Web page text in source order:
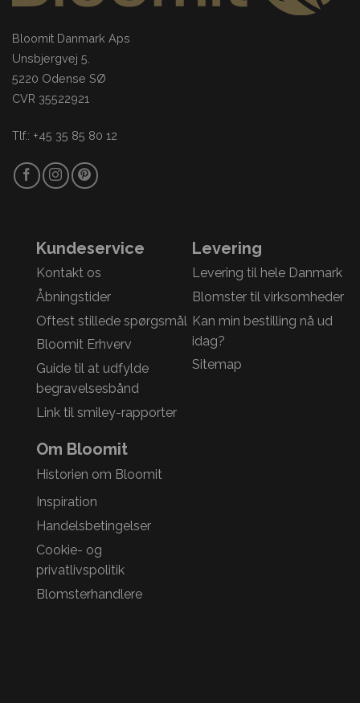
Bloomit Danmark Aps
Unsbjergvej 5.
5220 Odense SØ
CVR 35522921
Tlf.: +45 35 85 80 12
Kundeservice
Kontakt os
Åbningstider
Oftest stillede spørgsmål
Bloomit Erhverv
Guide til at udfylde
begravelsesbånd
Link til smiley-rapporter
Levering
Levering til hele Danmark
Blomster til virksomheder
Kan min bestilling nå ud
idag?
Sitemap
Om Bloomit
Historien om Bloomit
Inspiration
Handelsbetingelser
Cookie- og
privatlivspolitik
Blomsterhandlere